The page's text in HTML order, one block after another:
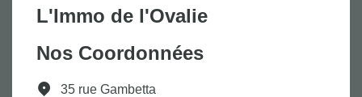
L'Immo de l'Ovalie
Nos Coordonnées
35 rue Gambetta